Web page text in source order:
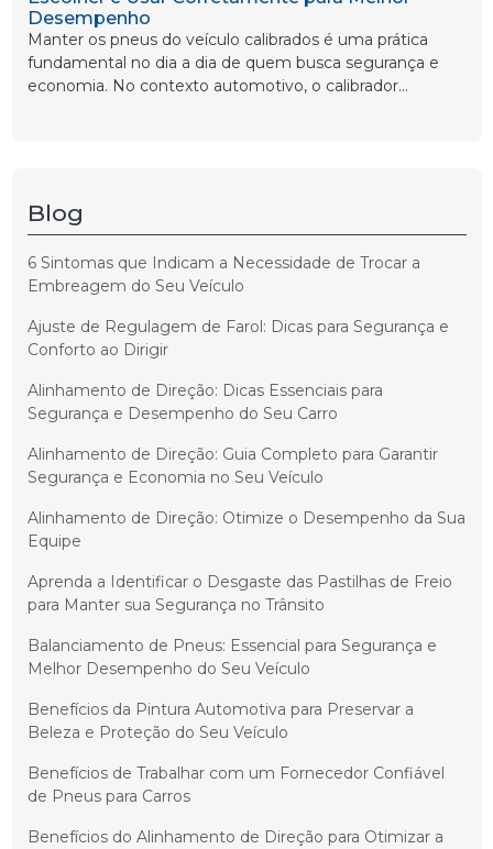
Desempenho
Manter os pneus do veículo calibrados é uma prática
fundamental no dia a dia de quem busca segurança e
economia. No contexto automotivo, o calibrador...
Blog
6 Sintomas que Indicam a Necessidade de Trocar a
Embreagem do Seu Veículo
Ajuste de Regulagem de Farol: Dicas para Segurança e
Conforto ao Dirigir
Alinhamento de Direção: Dicas Essenciais para
Segurança e Desempenho do Seu Carro
Alinhamento de Direção: Guia Completo para Garantir
Segurança e Economia no Seu Veículo
Alinhamento de Direção: Otimize o Desempenho da Sua
Equipe
Aprenda a Identificar o Desgaste das Pastilhas de Freio
para Manter sua Segurança no Trânsito
Balanciamento de Pneus: Essencial para Segurança e
Melhor Desempenho do Seu Veículo
Benefícios da Pintura Automotiva para Preservar a
Beleza e Proteção do Seu Veículo
Benefícios de Trabalhar com um Fornecedor Confiável
de Pneus para Carros
Benefícios do Alinhamento de Direção para Otimizar a